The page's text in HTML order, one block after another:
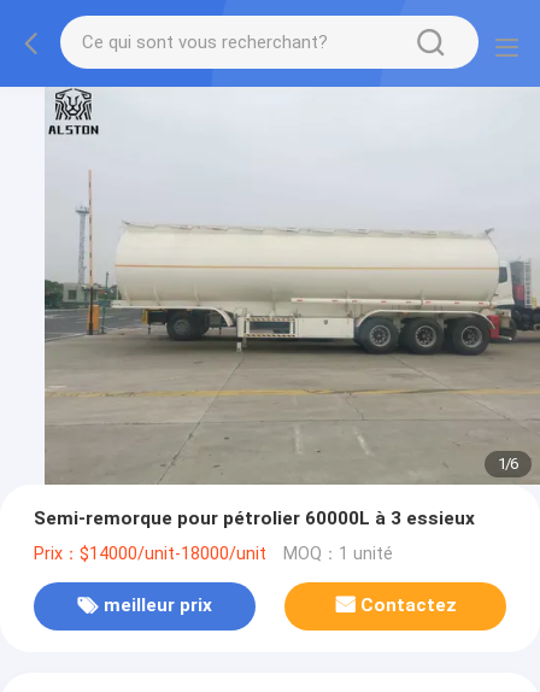
1/6
Semi-remorque pour pétrolier 60000L à 3 essieux
Prix：$14000/unit-18000/unit MOQ：1 unité
meilleur prix Contactez